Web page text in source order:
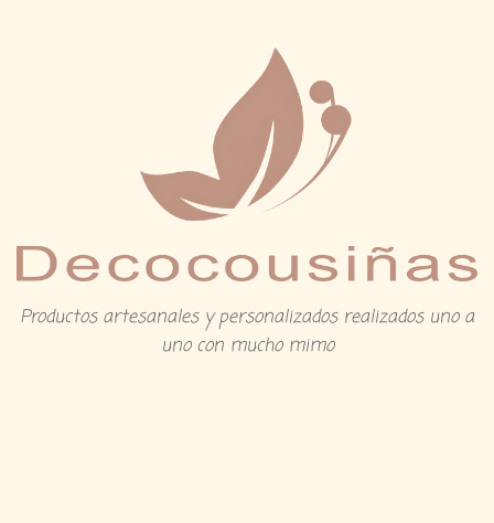
Productos artesanales y personalizados realizados uno a
uno con mucho mimo